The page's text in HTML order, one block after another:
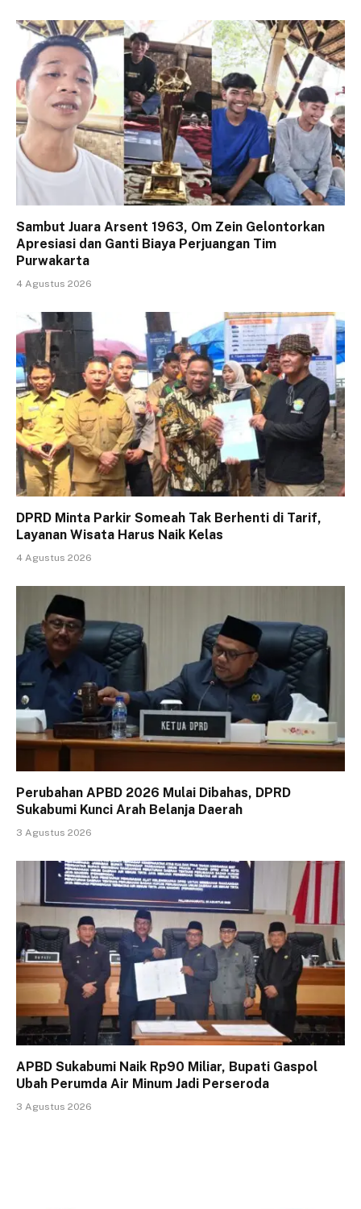
Sambut Juara Arsent 1963, Om Zein Gelontorkan
Apresiasi dan Ganti Biaya Perjuangan Tim
Purwakarta
4 Agustus 2026
DPRD Minta Parkir Someah Tak Berhenti di Tarif,
Layanan Wisata Harus Naik Kelas
4 Agustus 2026
Perubahan APBD 2026 Mulai Dibahas, DPRD
Sukabumi Kunci Arah Belanja Daerah
3 Agustus 2026
APBD Sukabumi Naik Rp90 Miliar, Bupati Gaspol
Ubah Perumda Air Minum Jadi Perseroda
3 Agustus 2026